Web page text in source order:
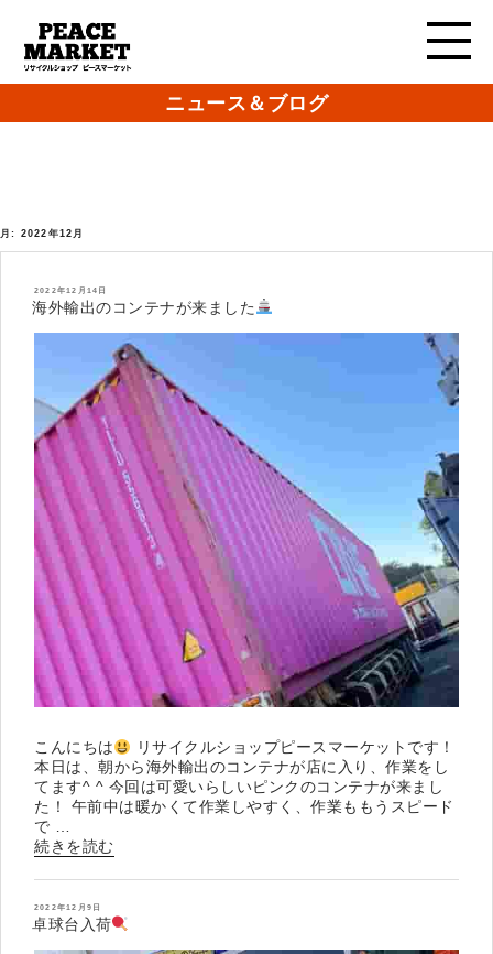
ニュース＆ブログ
月: 2022年12月
投
稿
日:
2022年12月14日
海外輸出のコンテナが来ました
こんにちは
リサイクルショップピースマーケットです！
本日は、朝から海外輸出のコンテナが店に入り、作業をし
てます^ ^ 今回は可愛いらしいピンクのコンテナが来まし
た！ 午前中は暖かくて作業しやすく、作業ももうスピード
で …
“海
輸
出
の
続きを読む
投
稿
日:
2022年12月9日
卓球台入荷